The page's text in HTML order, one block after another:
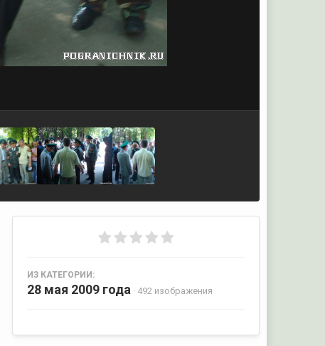
ИЗ КАТЕГОРИИ:
28 мая 2009 года · 492 изображения